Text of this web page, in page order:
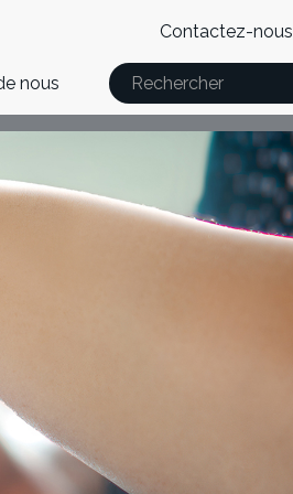
Level
2
Menu
Contactez-nous
nous